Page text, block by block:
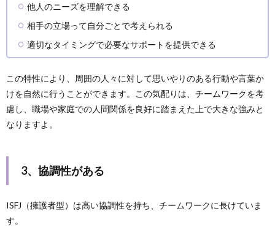
他人のニーズを理解できる
相手の立場って自分ごとで考えられる
適切なタイミングで必要なサポートを提供できる
この特性により、周囲の人々に対して思いやりのある行動や言葉か
けを自然に行うことができます。この気配りは、チームワークを考
慮し、職場や家庭での人間関係を良好に踏まえた上で大きな強みと
なりますよ。
3、協調性がある
ISFJ（擁護者型）は高い協調性を持ち、チームワークに長けていま
す。